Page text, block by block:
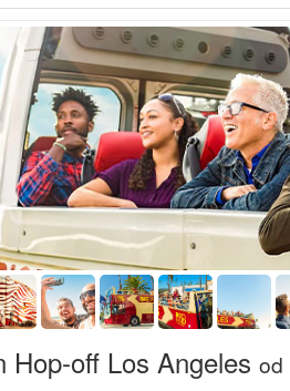
Hop-off Los Angeles od